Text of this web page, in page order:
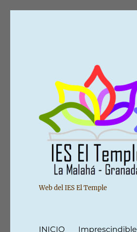
Web del IES El Temple
INICIO Imprescindible